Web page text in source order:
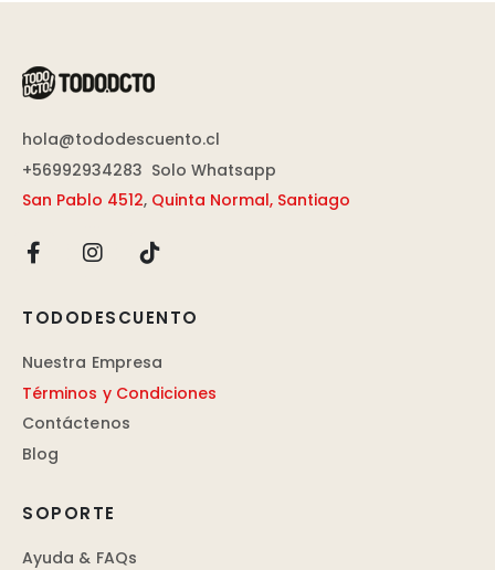
hola@tododescuento.cl
+56992934283 Solo Whatsapp
San Pablo 4512, Quinta Normal, Santiago
TODODESCUENTO
Nuestra Empresa
Términos y Condiciones
Contáctenos
Blog
SOPORTE
Ayuda & FAQs